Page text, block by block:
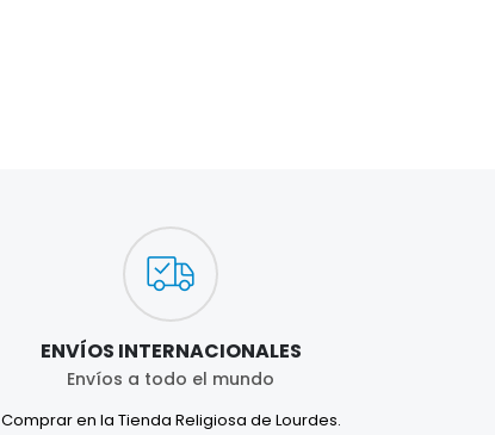
ENVÍOS INTERNACIONALES
Envíos a todo el mundo
Comprar en la Tienda Religiosa de Lourdes.